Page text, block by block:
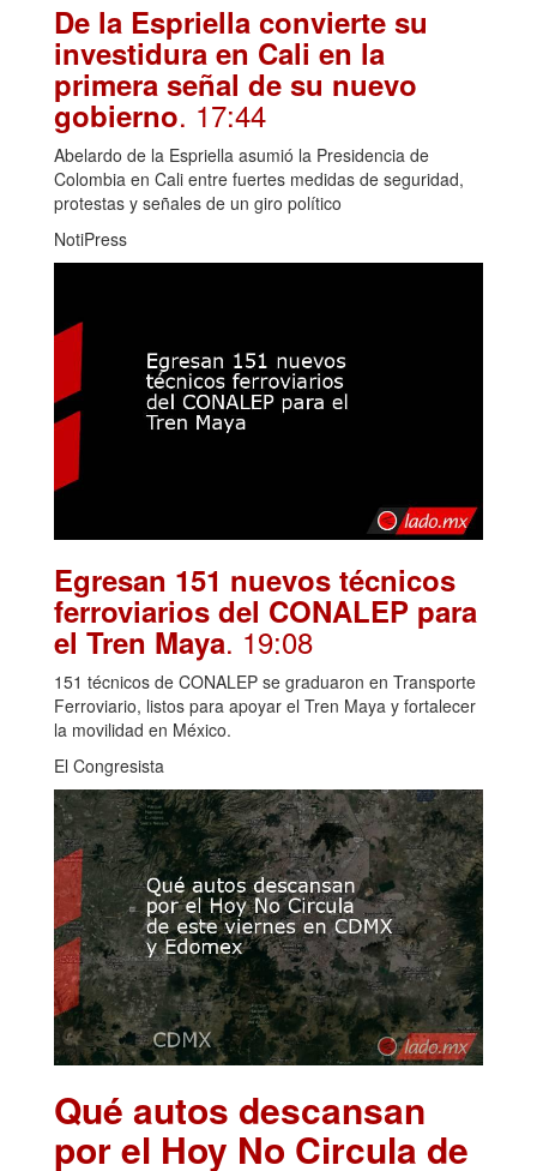
De la Espriella convierte su
investidura en Cali en la
primera señal de su nuevo
gobierno. 17:44
Abelardo de la Espriella asumió la Presidencia de
Colombia en Cali entre fuertes medidas de seguridad,
protestas y señales de un giro político
NotiPress
Egresan 151 nuevos técnicos
ferroviarios del CONALEP para
el Tren Maya. 19:08
151 técnicos de CONALEP se graduaron en Transporte
Ferroviario, listos para apoyar el Tren Maya y fortalecer
la movilidad en México.
El Congresista
Qué autos descansan
por el Hoy No Circula de